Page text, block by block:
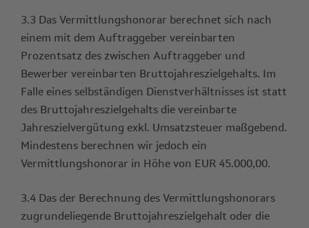
3.3 Das Vermittlungshonorar berechnet sich nach
einem mit dem Auftraggeber vereinbarten
Prozentsatz des zwischen Auftraggeber und
Bewerber vereinbarten Bruttojahreszielgehalts. Im
Falle eines selbständigen Dienstverhältnisses ist statt
des Bruttojahreszielgehalts die vereinbarte
Jahreszielvergütung exkl. Umsatzsteuer maßgebend.
Mindestens berechnen wir jedoch ein
Vermittlungshonorar in Höhe von EUR 45.000,00.
3.4 Das der Berechnung des Vermittlungshonorars
zugrundeliegende Bruttojahreszielgehalt oder die